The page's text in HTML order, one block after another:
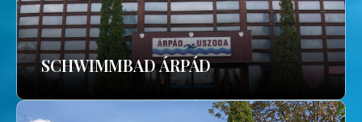
SCHWIMMBAD ÁRPÁD